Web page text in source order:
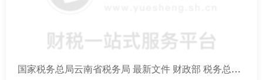
国家税务总局云南省税务局 最新文件 财政部 税务总局 国家发展改革委 民政部 商务部 国家卫生健康委关于延续实施养老、托育、家政等社区家庭服务业税费优惠政策的公告